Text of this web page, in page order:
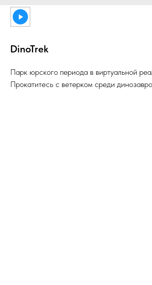
DinoTrek
Парк юрского периода в виртуальной
Прокатитесь с ветерком среди